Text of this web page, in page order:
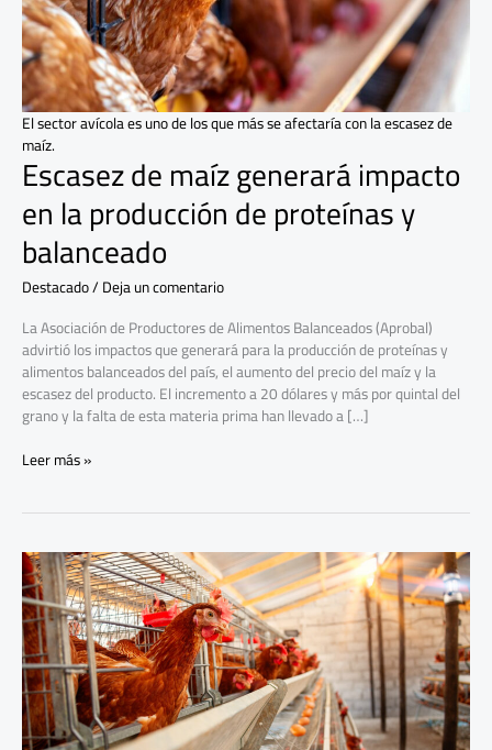
Escasez de maíz generará impacto
en la producción de proteínas y
balanceado
Destacado/Deja un comentario
La Asociación de Productores de Alimentos Balanceados (Aprobal)
advirtió los impactos que generará para la producción de proteínas y
alimentos balanceados del país, el aumento del precio del maíz y la
escasez del producto. El incremento a 20 dólares y más por quintal del
grano y la falta de esta materia prima han llevado a […]
producción
de
proteínas
y
balanceado
Leer más »
El sector avícola es uno de los que más se afectaría con la escasez de
maíz.
Productores
de
proteína
animal
piden
ser
excluidos
de
cualquier